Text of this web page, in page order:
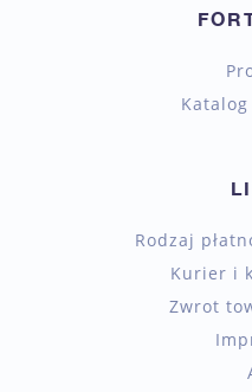
Rodzaj
Kurier i
Zwrot